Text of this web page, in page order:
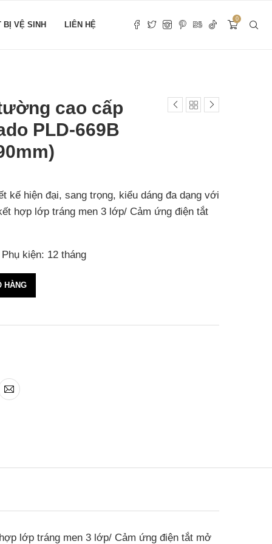
BỊ VỆ SINH LIÊN HỆ
0
cao cấp
PLD-669B
kế hiện đại, sang trọng, kiểu dáng đa dạng với
hợp lớp tráng men 3 lớp/ Cảm ứng điện tắt
kiện: 12 tháng
HÀNG
lớp tráng men 3 lớp/ Cảm ứng điện tắt mở